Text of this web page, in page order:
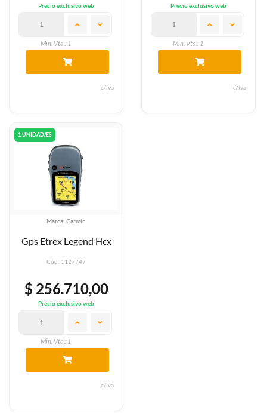
Precio exclusivo web
Min. Vta.: 1
c/iva
Precio exclusivo web
Min. Vta.: 1
c/iva
1 UNIDAD/ES
Marca: Garmin
Gps Etrex Legend Hcx
Cód: 1127747
$ 256.710,00
Precio exclusivo web
Min. Vta.: 1
c/iva